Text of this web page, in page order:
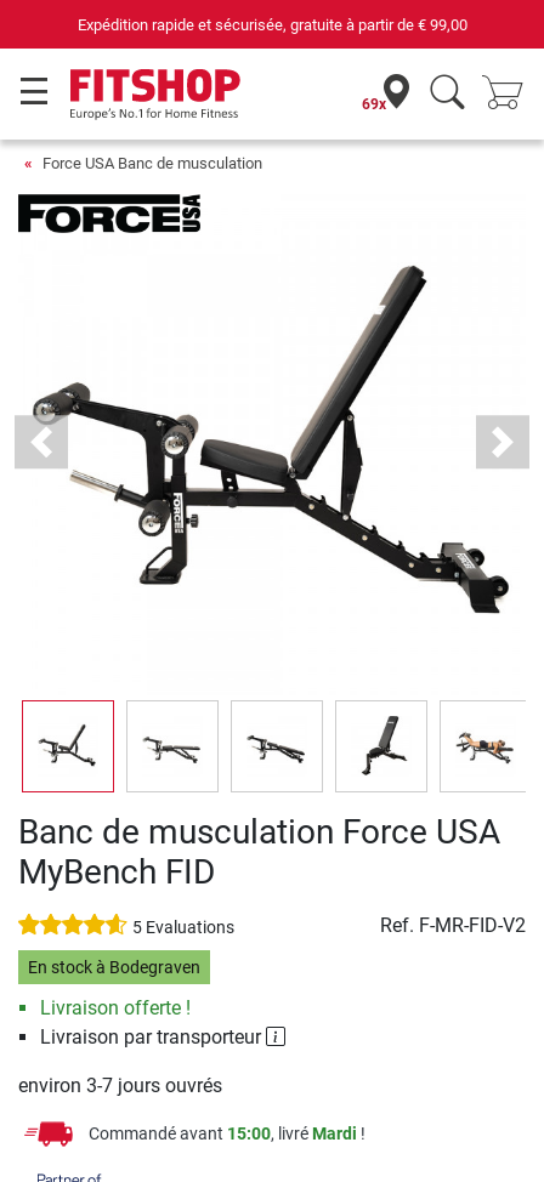
69 magasins avec 75 techniciens
69x
Force USA Banc de musculation
Previous Next
Banc de musculation Force USA
MyBench FID
5 Evaluations Ref. F-MR-FID-V2
En stock à Bodegraven
Livraison offerte !
Livraison par transporteur
environ 3-7 jours ouvrés
Commandé avant 15:00, livréMardi !